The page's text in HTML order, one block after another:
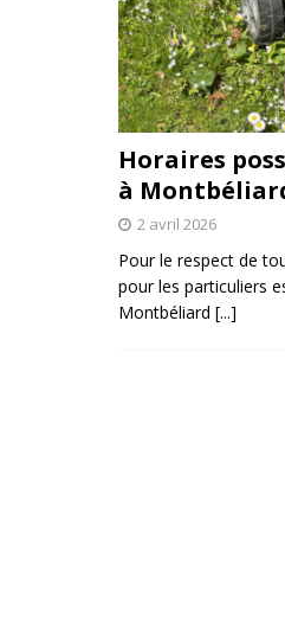
Horaires
à
2 avril 2026
Pour le respect de
pour les particuliers
Montbéliard [...]